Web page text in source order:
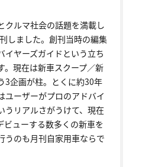
クルマ社会の話題を満載し
しました。創刊当時の編集
イヤーズガイドという立ち
。現在は新車スクープ／新
3企画が柱。とくに約30年
ユーザーがプロのアドバイ
うリアルさがうけて、現在
ビューする数多くの新車を
うのも月刊自家用車ならで